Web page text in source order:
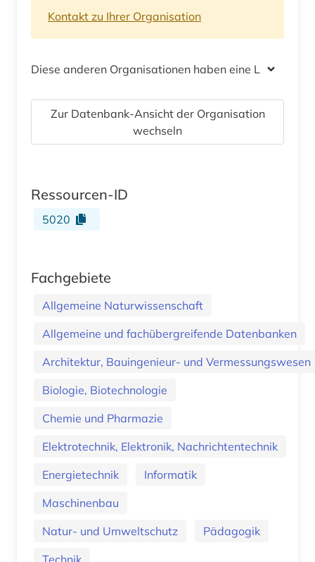
Kontakt zu Ihrer Organisation
Diese anderen Organisationen haben eine Lizenz
Zur Datenbank-Ansicht der Organisation
wechseln
Ressourcen-ID
5020
Fachgebiete
Allgemeine Naturwissenschaft
Allgemeine und fachübergreifende Datenbanken
Architektur, Bauingenieur- und Vermessungswesen
Biologie, Biotechnologie
Chemie und Pharmazie
Elektrotechnik, Elektronik, Nachrichtentechnik
Energietechnik
Informatik
Maschinenbau
Natur- und Umweltschutz
Pädagogik
Technik